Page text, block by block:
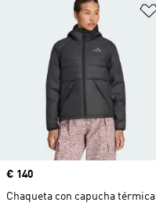
Precio
€ 140
Chaqueta con capucha térmica